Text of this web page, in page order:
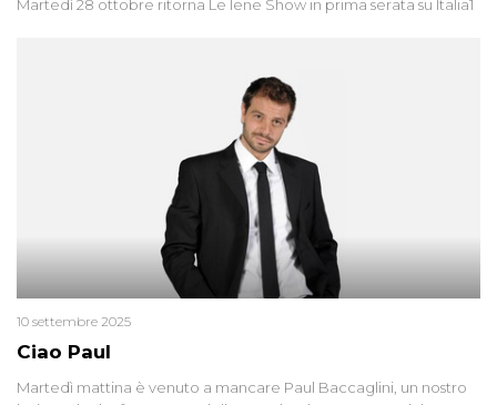
Martedì 28 ottobre ritorna Le Iene Show in prima serata su Italia1
Ciao Paul
10 settembre 2025
Martedì mattina è venuto a mancare Paul Baccaglini, un nostro